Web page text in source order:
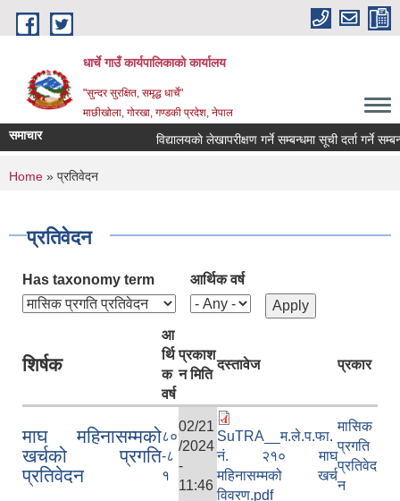
Skip to main content
धार्चे गाउँ कार्यपालिकाको कार्यालय
"सुन्दर सुरक्षित, समृद्ध धार्चे"
माछीखोला, गोरखा, गण्डकी प्रदेश, नेपाल
समाचार विद्यालयकाे लेखापरीक्षण गर्ने सम्बन्धमा सूची दर्ता गर्ने सम्बन्धी
You are here
Home » प्रतिवेदन
प्रतिवेदन
Has taxonomy term आर्थिक वर्ष
शिर्षक
आ
र्थि
क
वर्ष
प्रकाश
न मिति
दस्तावेज प्रकार
माघ महिनासम्मको
खर्चको प्रगति
प्रतिवेदन
८०
-८
१
02/21
/2024
-
11:46
SuTRA__म.ले.प.फा.
नं. २१० माघ
महिनासम्मको खर्च
विवरण.pdf
मासिक
प्रगति
प्रतिवेद
न